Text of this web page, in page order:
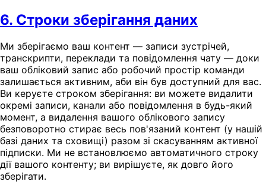
6. Строки зберігання даних
Ми зберігаємо ваш контент — записи зустрічей,
транскрипти, переклади та повідомлення чату — доки
ваш обліковий запис або робочий простір команди
залишається активним, аби він був доступний для вас.
Ви керуєте строком зберігання: ви можете видалити
окремі записи, канали або повідомлення в будь-який
момент, а видалення вашого облікового запису
безповоротно стирає весь пов'язаний контент (у нашій
базі даних та сховищі) разом зі скасуванням активної
підписки. Ми не встановлюємо автоматичного строку
дії вашого контенту; ви вирішуєте, як довго його
зберігати.